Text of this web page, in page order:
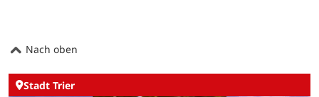
Nach oben
Stadt Trier